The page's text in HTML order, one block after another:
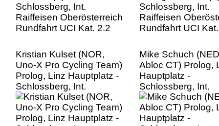
Kristian Kulset (NOR,
Uno-X Pro Cycling Team)
Prolog, Linz Hauptplatz -
Schlossberg, Int.
Raiffeisen Oberösterreich
Rundfahrt UCI Kat. 2.2
Mike Schuch
Abloc CT) Prolog,
Hauptplatz -
Schlossberg, Int.
Raiffeisen
Rundfahrt UCI